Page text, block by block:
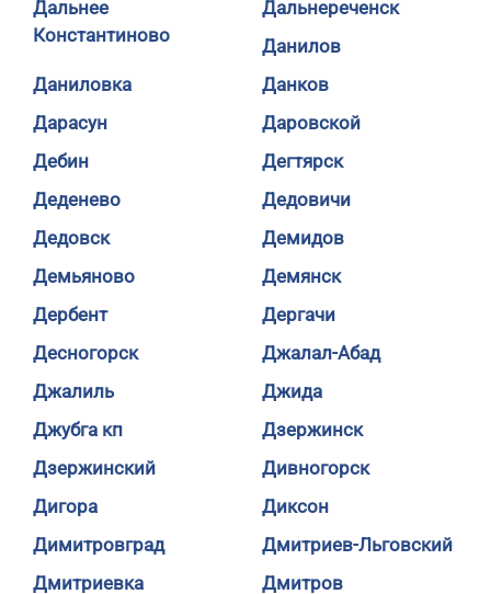
Дальнее
Константиново
Дальнереченск
Данилов
Даниловка
Данков
Дарасун
Даровской
Дебин
Дегтярск
Деденево
Дедовичи
Дедовск
Демидов
Демьяново
Демянск
Дербент
Дергачи
Десногорск
Джалал-Абад
Джалиль
Джида
Джубга кп
Дзержинск
Дзержинский
Дивногорск
Дигора
Диксон
Димитровград
Дмитриев-Льговский
Дмитриевка
Дмитров